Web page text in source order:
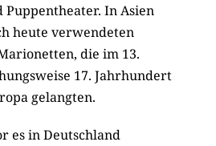
Puppentheater. In Asien
heute verwendeten
die im 13.
17. Jahrhundert
gelangten.
es in Deutschland